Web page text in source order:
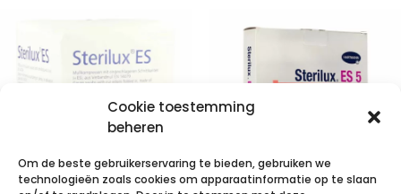
Cookie toestemming
beheren
Om de beste gebruikerservaring te bieden, gebruiken we
technologieën zoals cookies om apparaatinformatie op te slaan